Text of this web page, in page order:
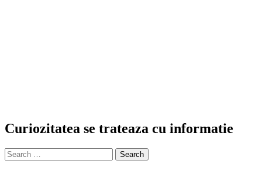
Curiozitatea se trateaza cu informatie
Search
for: